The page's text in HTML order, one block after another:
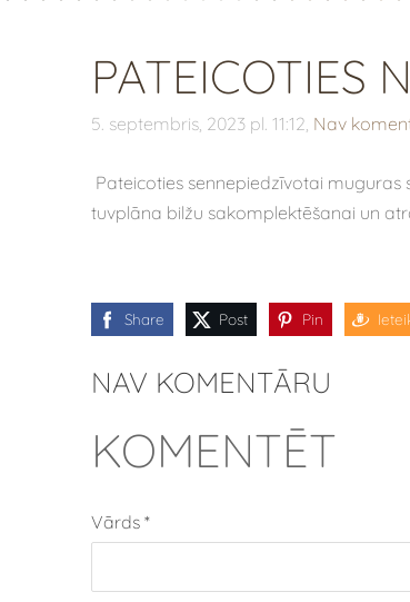
PATEICOTIES
5. septembris, 2023 pl. 11:12, Nav
Pateicoties sennepiedzīvotai
tuvplāna bilžu sakomplektēšanai un
Share Post Pin
NAV KOMENTĀRU
KOMENTĒT
Vārds *